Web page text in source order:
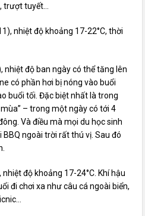
trượt tuyết…
nhiệt độ khoảng 17-22°C, thời
độ ban ngày có thể tăng lên
có phần hơi bị nóng vào buổi
buổi tối. Đặc biệt nhất là trong
– trong một ngày có tới 4
Và điều mà mọi du học sinh
ngoài trời rất thú vị. Sau đó
độ khoảng 17-24°C. Khí hậu
đi chơi xa như câu cá ngoài biển,